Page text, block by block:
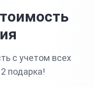
с учетом всех
подарка!